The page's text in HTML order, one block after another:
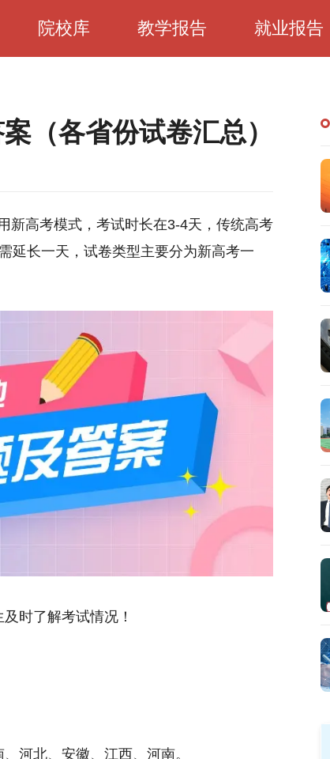
院校库 教学报告 就业报告
（各省份试卷汇总）
新高考模式，考试时长在3-4天，传统高考
延长一天，试卷类型主要分为新高考一
时了解考试情况！
河北、安徽、江西、河南。